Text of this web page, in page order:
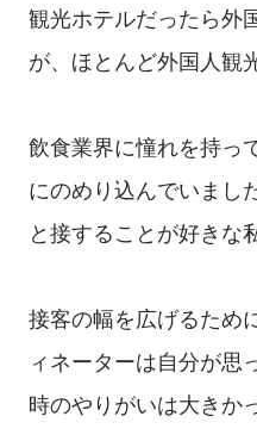
観光ホテルだったら外
が、ほとんど外国人観
飲食業界に憧れを持っ
にのめり込んでいまし
と接することが好きな
接客の幅を広げるため
ィネーターは自分が思
時のやりがいは大きか